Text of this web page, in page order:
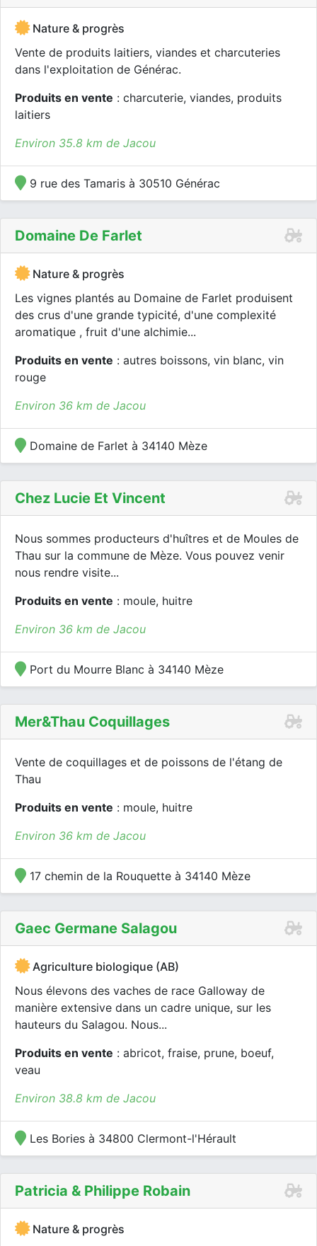
Nature & progrès
Vente de produits laitiers, viandes et charcuteries
dans l'exploitation de Générac.
Produits en vente : charcuterie, viandes, produits
laitiers
Environ 35.8 km de Jacou
9 rue des Tamaris à 30510 Générac
Domaine De Farlet
Nature & progrès
Les vignes plantés au Domaine de Farlet produisent
des crus d'une grande typicité, d'une complexité
aromatique , fruit d'une alchimie...
Produits en vente : autres boissons, vin blanc, vin
rouge
Environ 36 km de Jacou
Domaine de Farlet à 34140 Mèze
Chez Lucie Et Vincent
Nous sommes producteurs d'huîtres et de Moules de
Thau sur la commune de Mèze. Vous pouvez venir
nous rendre visite...
Produits en vente : moule, huitre
Environ 36 km de Jacou
Port du Mourre Blanc à 34140 Mèze
Mer&thau Coquillages
Vente de coquillages et de poissons de l'étang de
Thau
Produits en vente : moule, huitre
Environ 36 km de Jacou
17 chemin de la Rouquette à 34140 Mèze
Gaec Germane Salagou
Agriculture biologique (AB)
Nous élevons des vaches de race Galloway de
manière extensive dans un cadre unique, sur les
hauteurs du Salagou. Nous...
Produits en vente : abricot, fraise, prune, boeuf,
veau
Environ 38.8 km de Jacou
Les Bories à 34800 Clermont-l'Hérault
Patricia & Philippe Robain
Nature & progrès